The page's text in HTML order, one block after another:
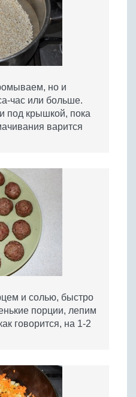
но и
час или больше.
под крышкой, пока
варится
и солью, быстро
порции, лепим
говорится, на 1-2